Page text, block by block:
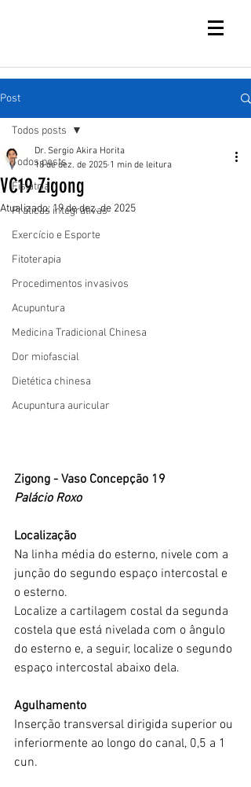
Post
Todos posts
Fisiatria
Práticas integrativas
Exercício e Esporte
Fitoterapia
Procedimentos invasivos
Acupuntura
Medicina Tradicional Chinesa
Dor miofascial
Dietética chinesa
Acupuntura auricular
Todos posts
VC19 Zigong
Dr. Sergio Akira Horita
18 de dez. de 2025 1 min de leitura
Atualizado: 19 de dez. de 2025
Zigong - Vaso Concepção 19
Palácio Roxo
Localização
Na linha média do esterno, nivele com a
junção do segundo espaço intercostal e
o esterno.
Localize a cartilagem costal da segunda
costela que está nivelada com o ângulo
do esterno e, a seguir, localize o segundo
espaço intercostal abaixo dela.
Agulhamento
Inserção transversal dirigida superior ou
inferiormente ao longo do canal, 0,5 a 1
cun.